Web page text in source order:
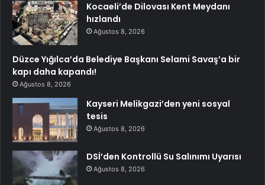
Kocaeli’de Dilovası Kent Meydanı
hızlandı
Ağustos 8, 2026
Düzce Yığılca’da Belediye Başkanı Selami Savaş’a bir
kapı daha kapandı!
Ağustos 8, 2026
Kayseri Melikgazi’den yeni sosyal
tesis
Ağustos 8, 2026
DSİ’den Kontrollü Su Salınımı Uyarısı
Ağustos 8, 2026